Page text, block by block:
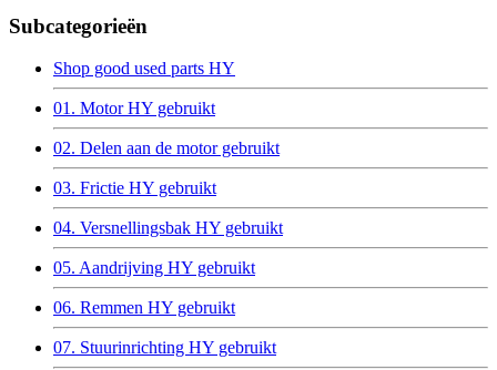
Subcategorieën
Shop good used parts HY
01. Motor HY gebruikt
02. Delen aan de motor gebruikt
03. Frictie HY gebruikt
04. Versnellingsbak HY gebruikt
05. Aandrijving HY gebruikt
06. Remmen HY gebruikt
07. Stuurinrichting HY gebruikt